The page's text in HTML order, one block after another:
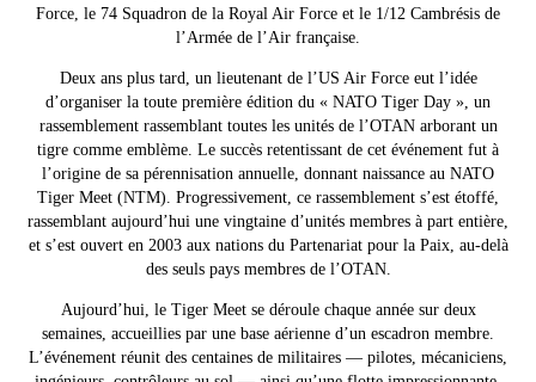
Force, le 74 Squadron de la Royal Air Force et le 1/12 Cambrésis de
l’Armée de l’Air française.
Deux ans plus tard, un lieutenant de l’US Air Force eut l’idée
d’organiser la toute première édition du « NATO Tiger Day », un
rassemblement rassemblant toutes les unités de l’OTAN arborant un
tigre comme emblème. Le succès retentissant de cet événement fut à
l’origine de sa pérennisation annuelle, donnant naissance au NATO
Tiger Meet (NTM). Progressivement, ce rassemblement s’est étoffé,
rassemblant aujourd’hui une vingtaine d’unités membres à part entière,
et s’est ouvert en 2003 aux nations du Partenariat pour la Paix, au-delà
des seuls pays membres de l’OTAN.
Aujourd’hui, le Tiger Meet se déroule chaque année sur deux
semaines, accueillies par une base aérienne d’un escadron membre.
L’événement réunit des centaines de militaires — pilotes, mécaniciens,